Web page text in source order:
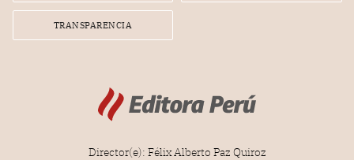
TRANSPARENCIA
Director(e): Félix Alberto Paz Quiroz